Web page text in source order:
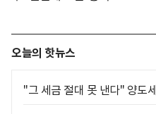
오늘의 핫뉴스
"그 세금 절대 못 낸다" 양도